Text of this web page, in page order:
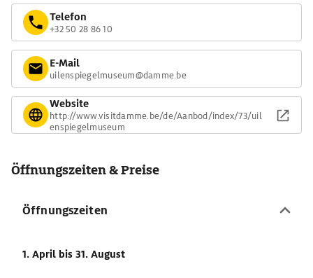
Telefon
+32 50 28 86 10
E-Mail
uilenspiegelmuseum@damme.be
Website
http://www.visitdamme.be/de/Aanbod/index/73/uil
enspiegelmuseum
Öffnungszeiten & Preise
Öffnungszeiten
1. April bis 31. August